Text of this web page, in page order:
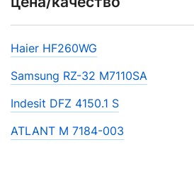
Haier HF260WG
Samsung RZ-32 M7110SA
Indesit DFZ 4150.1 S
ATLANT М 7184-003